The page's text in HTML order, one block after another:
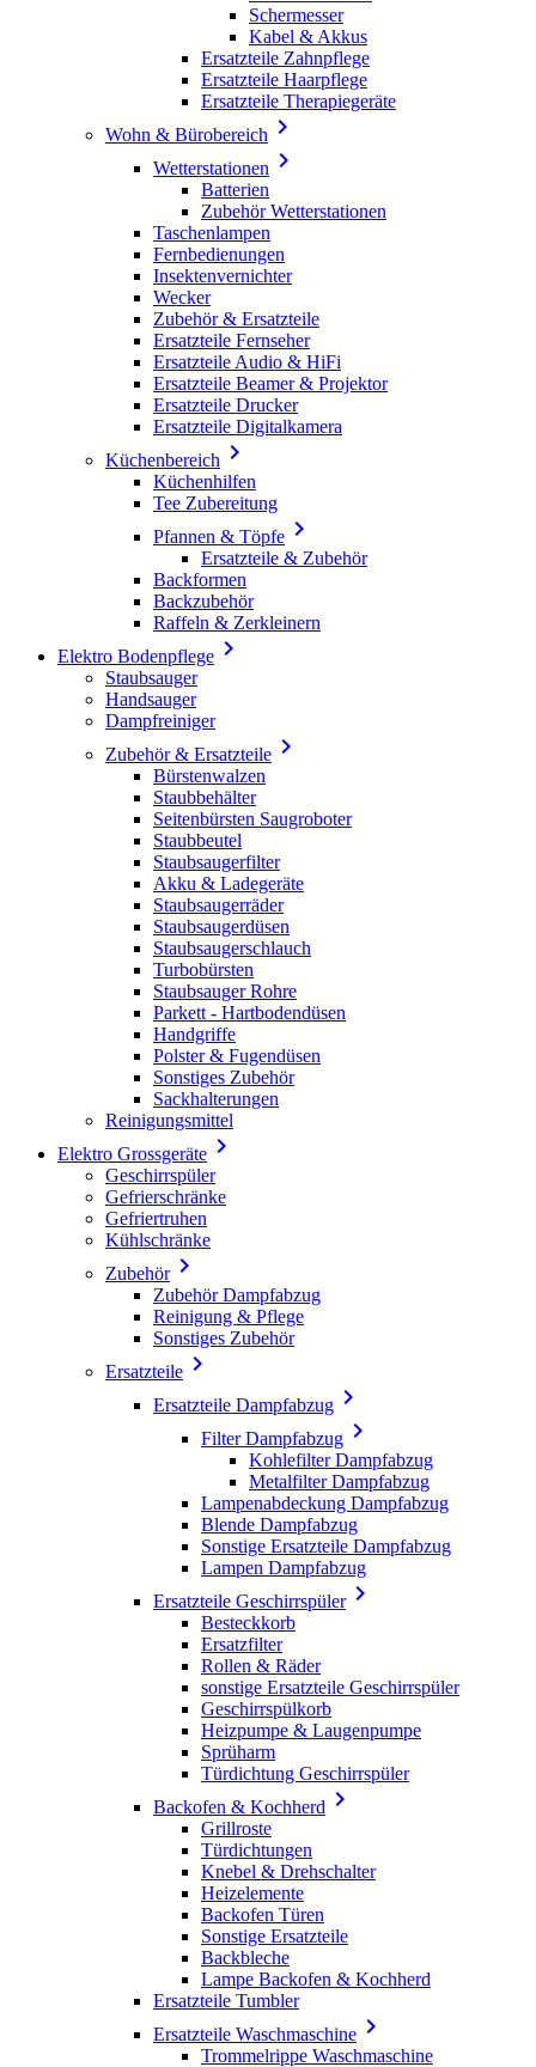
Schermesser
Kabel & Akkus
Ersatzteile Zahnpflege
Ersatzteile Haarpflege
Ersatzteile Therapiegeräte
Wohn & Bürobereich 
Wetterstationen 
Batterien
Zubehör Wetterstationen
Taschenlampen
Fernbedienungen
Insektenvernichter
Wecker
Zubehör & Ersatzteile
Ersatzteile Fernseher
Ersatzteile Audio & HiFi
Ersatzteile Beamer & Projektor
Ersatzteile Drucker
Ersatzteile Digitalkamera
Küchenbereich 
Küchenhilfen
Tee Zubereitung
Pfannen & Töpfe 
Ersatzteile & Zubehör
Backformen
Backzubehör
Raffeln & Zerkleinern
Elektro Bodenpflege 
Staubsauger
Handsauger
Dampfreiniger
Zubehör & Ersatzteile 
Bürstenwalzen
Staubbehälter
Seitenbürsten Saugroboter
Staubbeutel
Staubsaugerfilter
Akku & Ladegeräte
Staubsaugerräder
Staubsaugerdüsen
Staubsaugerschlauch
Turbobürsten
Staubsauger Rohre
Parkett - Hartbodendüsen
Handgriffe
Polster & Fugendüsen
Sonstiges Zubehör
Sackhalterungen
Reinigungsmittel
Elektro Grossgeräte 
Geschirrspüler
Gefrierschränke
Gefriertruhen
Kühlschränke
Zubehör
Zubehör Dampfabzug
Reinigung & Pflege
Sonstiges Zubehör
Ersatzteile 
Ersatzteile Dampfabzug 
Filter Dampfabzug 
Kohlefilter Dampfabzug
Metalfilter Dampfabzug
Lampenabdeckung Dampfabzug
Blende Dampfabzug
Sonstige Ersatzteile Dampfabzug
Lampen Dampfabzug
Ersatzteile Geschirrspüler
Besteckkorb
Ersatzfilter
Rollen & Räder
sonstige Ersatzteile Geschirrspüler
Geschirrspülkorb
Heizpumpe & Laugenpumpe
Sprüharm
Türdichtung Geschirrspüler
Backofen & Kochherd 
Grillroste
Türdichtungen
Knebel & Drehschalter
Heizelemente
Backofen Türen
Sonstige Ersatzteile
Backbleche
Lampe Backofen & Kochherd
Ersatzteile Tumbler
Ersatzteile Waschmaschine 
Trommelrippe Waschmaschine